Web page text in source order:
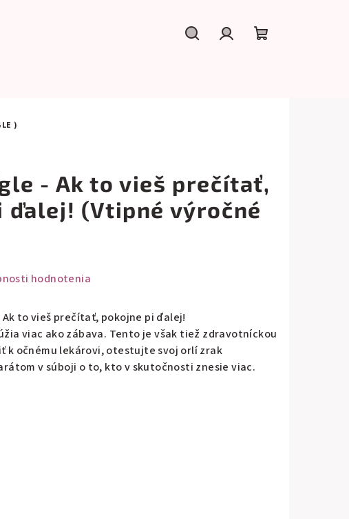
)
- Ak to vieš prečítať,
ďalej! (Vtipné výročné
hodnotenia
to vieš prečítať, pokojne pi ďalej!
viac ako zábava. Tento je však tiež zdravotníckou
k očnému lekárovi, otestujte svoj orlí zrak
v súboji o to, kto v skutočnosti znesie viac.